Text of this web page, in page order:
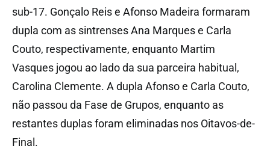
sub-17. Gonçalo Reis e Afonso Madeira formaram
dupla com as sintrenses Ana Marques e Carla
Couto, respectivamente, enquanto Martim
Vasques jogou ao lado da sua parceira habitual,
Carolina Clemente. A dupla Afonso e Carla Couto,
não passou da Fase de Grupos, enquanto as
restantes duplas foram eliminadas nos Oitavos-de-
Final.